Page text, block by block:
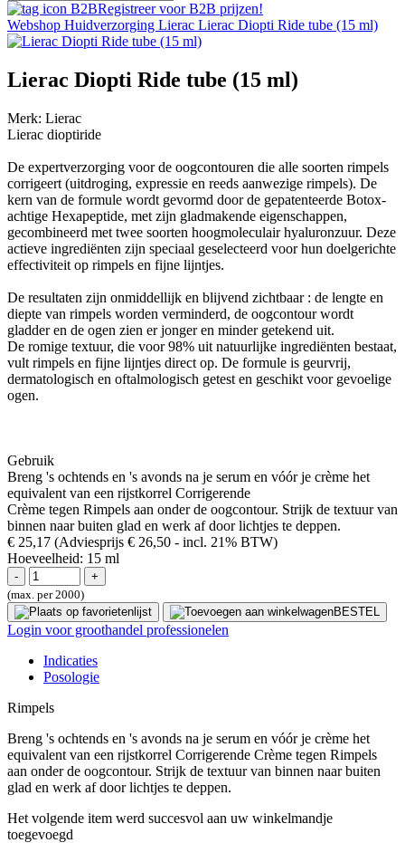
Registreer voor B2B prijzen!
Webshop Huidverzorging Lierac Lierac Diopti Ride tube (15 ml)
Lierac Diopti Ride tube (15 ml)
Merk: Lierac
Lierac dioptiride
De expertverzorging voor de oogcontouren die alle soorten rimpels
corrigeert (uitdroging, expressie en reeds aanwezige rimpels). De
kern van de formule wordt gevormd door de gepatenteerde Botox-
achtige Hexapeptide, met zijn gladmakende eigenschappen,
gecombineerd met twee soorten hoogmoleculair hyaluronzuur. Deze
actieve ingrediënten zijn speciaal geselecteerd voor hun doelgerichte
effectiviteit op rimpels en fijne lijntjes.
De resultaten zijn onmiddellijk en blijvend zichtbaar : de lengte en
diepte van rimpels worden verminderd, de oogcontour wordt
gladder en de ogen zien er jonger en minder getekend uit.
De romige textuur, die voor 98% uit natuurlijke ingrediënten bestaat,
vult rimpels en fijne lijntjes direct op. De formule is geurvrij,
dermatologisch en oftalmologisch getest en geschikt voor gevoelige
ogen.
Gebruik
Breng 's ochtends en 's avonds na je serum en vóór je crème het
equivalent van een rijstkorrel Corrigerende
Crème tegen Rimpels aan onder de oogcontour. Strijk de textuur van
binnen naar buiten glad en werk af door lichtjes te deppen.
€ 25,17 (Adviesprijs € 26,50 - incl. 21% BTW)
Hoeveelheid: 15 ml
(max. per 2000)
BESTEL
Login voor groothandel professionelen
Indicaties
Posologie
Rimpels
Breng 's ochtends en 's avonds na je serum en vóór je crème het
equivalent van een rijstkorrel Corrigerende Crème tegen Rimpels
aan onder de oogcontour. Strijk de textuur van binnen naar buiten
glad en werk af door lichtjes te deppen.
Het volgende item werd succesvol aan uw winkelmandje
toegevoegd